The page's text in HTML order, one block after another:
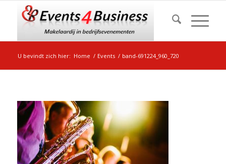
U bevindt zich hier: Home / Events / band-691224_960_720